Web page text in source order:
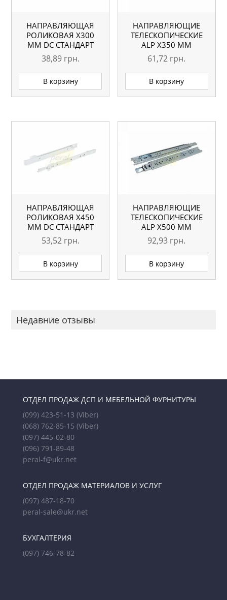
НАПРАВЛЯЮЩАЯ
РОЛИКОВАЯ X300
ММ DC СТАНДАРТ
БЕЛАЯ
38,89 грн.
В корзину
НАПРАВЛЯЮЩИЕ
ТЕЛЕСКОПИЧЕСКИЕ
АLP Х350 ММ
61,72 грн.
В корзину
НАПРАВЛЯЮЩАЯ
РОЛИКОВАЯ X450
ММ DC СТАНДАРТ
БЕЛАЯ
53,52 грн.
В корзину
НАПРАВЛЯЮЩИЕ
ТЕЛЕСКОПИЧЕСКИЕ
АLP Х500 ММ
92,93 грн.
В корзину
Недавние отзывы
ОТДЕЛ ПРОДАЖ ДСП И МЕБЕЛЬНОЙ ФУРНИТУРЫ
(099) 423-51-13 (Viber)
(068) 762-85-15 (Viber)
(097) 445-02-80
(096) 791-89-48
peral-f@ukr.net
ОТДЕЛ ПРОДАЖ МАТЕРИАЛОВ И УСЛУГ
(097) 487-18-70
peral-sale@ukr.net
БУХГАЛТЕРИЯ
(097) 746-78-82